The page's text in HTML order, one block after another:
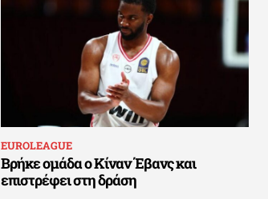
EUROLEAGUE
Βρήκε ομάδα ο Κίναν Έβανς και
επιστρέφει στη δράση